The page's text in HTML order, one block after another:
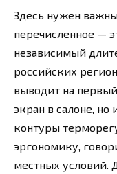
Здесь нужен
перечисленное —
независимый
российских
выводит на
экран в салоне, но
контуры
эргономику,
местных условий.